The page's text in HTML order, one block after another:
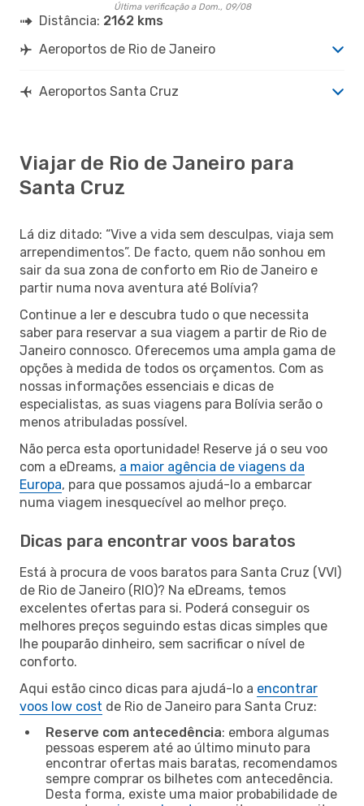
Última verificação a Dom., 09/08
Distância: 2162 kms
Aeroportos de Rio de Janeiro
Aeroportos Santa Cruz
Viajar de Rio de Janeiro para
Santa Cruz
Lá diz ditado: “Vive a vida sem desculpas, viaja sem
arrependimentos”. De facto, quem não sonhou em
sair da sua zona de conforto em Rio de Janeiro e
partir numa nova aventura até Bolívia?
Continue a ler e descubra tudo o que necessita
saber para reservar a sua viagem a partir de Rio de
Janeiro connosco. Oferecemos uma ampla gama de
opções à medida de todos os orçamentos. Com as
nossas informações essenciais e dicas de
especialistas, as suas viagens para Bolívia serão o
menos atribuladas possível.
Não perca esta oportunidade! Reserve já o seu voo
com a eDreams, a maior agência de viagens da
Europa, para que possamos ajudá-lo a embarcar
numa viagem inesquecível ao melhor preço.
Dicas para encontrar voos baratos
Está à procura de voos baratos para Santa Cruz (VVI)
de Rio de Janeiro (RIO)? Na eDreams, temos
excelentes ofertas para si. Poderá conseguir os
melhores preços seguindo estas dicas simples que
lhe pouparão dinheiro, sem sacrificar o nível de
conforto.
Aqui estão cinco dicas para ajudá-lo a encontrar
voos low cost de Rio de Janeiro para Santa Cruz:
Reserve com antecedência: embora algumas
pessoas esperem até ao último minuto para
encontrar ofertas mais baratas, recomendamos
sempre comprar os bilhetes com antecedência.
Desta forma, existe uma maior probabilidade de